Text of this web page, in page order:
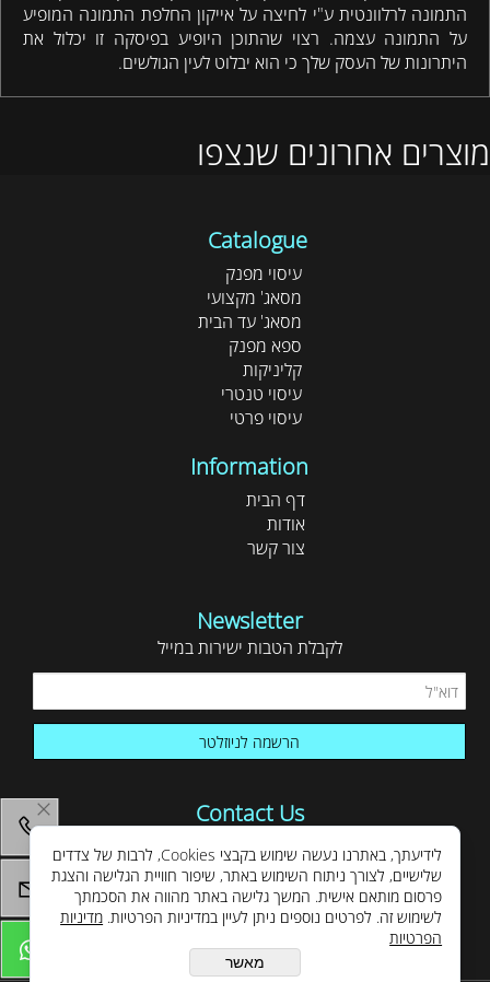
התמונה לרלוונטית ע"י לחיצה על אייקון החלפת התמונה המופיע
על התמונה עצמה. רצוי שהתוכן היופיע בפיסקה זו יכלול את
היתרונות של העסק שלך כי הוא יבלוט לעין הגולשים.
מוצרים אחרונים שנצפו
Catalogue
עיסוי מפנק
מסאג' מקצועי
מסאג' עד הבית
ספא מפנק
קליניקות
עיסוי טנטרי
עיסוי פרטי
Information
דף הבית
אודות
צור קשר
Newsletter
לקבלת הטבות ישירות במייל
Contact Us
yossime085@gmail.com
052-3166456
לידיעתך, באתרנו נעשה שימוש בקבצי Cookies, לרבות של צדדים
שלישיים, לצורך ניתוח השימוש באתר, שיפור חוויית הגלישה והצגת
פרסום מותאם אישית. המשך גלישה באתר מהווה את הסכמתך
לשימוש זה. לפרטים נוספים ניתן לעיין במדיניות הפרטיות. מדיניות
הפרטיות
מאשר